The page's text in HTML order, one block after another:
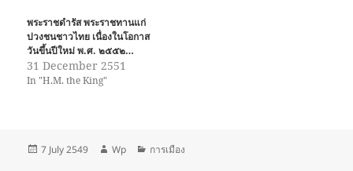
พระราชดำรัส พระราชทานแก่
ปวงชนชาวไทย เนื่องในโอกาส
วันขึ้นปีใหม่ พ.ศ. ๒๕๕๒…
31 December 2551
In "H.M. the King"
Posted
7 July 2549 Author
Wp Categories
การเมือง